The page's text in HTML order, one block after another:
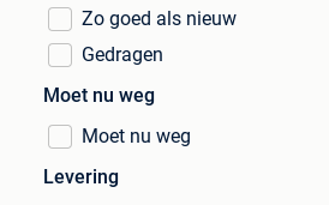
Zo goed als nieuw
Gedragen
Moet nu weg
Moet nu weg
Levering